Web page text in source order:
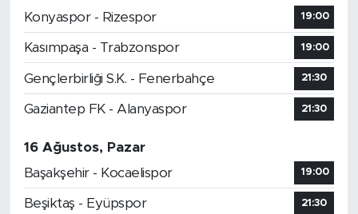
Konyaspor - Rizespor
19:00
Kasımpaşa - Trabzonspor 19:00
Gençlerbirliği S.K. - Fenerbahçe 21:30
Gaziantep FK - Alanyaspor 21:30
16 Ağustos, Pazar
Başakşehir - Kocaelispor
19:00
Beşiktaş - Eyüpspor 21:30